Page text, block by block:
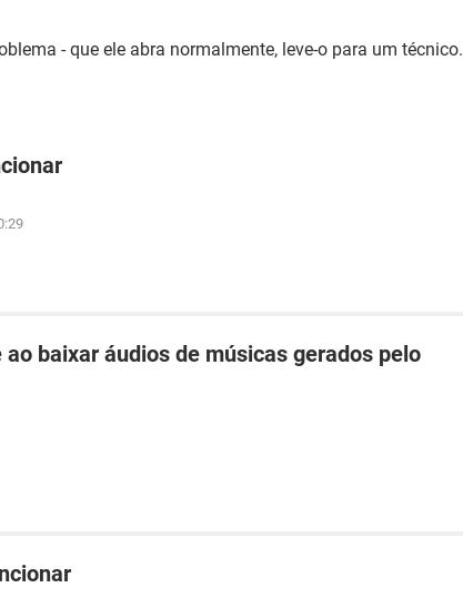
- que ele abra normalmente, leve-o para um técnico.
baixar áudios de músicas gerados pelo